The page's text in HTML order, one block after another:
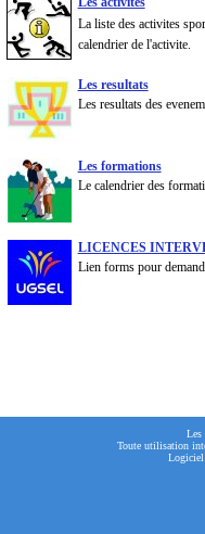
La liste des activites
calendrier de l'activite.
Les resultats
Les resultats des
Les formations
Le calendrier des
LICENCES
Lien forms pour
Les
Toute utilisation
Logiciel